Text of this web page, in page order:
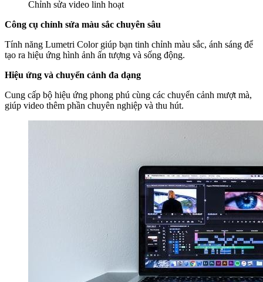
Chỉnh sửa video linh hoạt
Công cụ chỉnh sửa màu sắc chuyên sâu
Tính năng Lumetri Color giúp bạn tinh chỉnh màu sắc, ánh sáng để
tạo ra hiệu ứng hình ảnh ấn tượng và sống động.
Hiệu ứng và chuyển cảnh đa dạng
Cung cấp bộ hiệu ứng phong phú cùng các chuyển cảnh mượt mà,
giúp video thêm phần chuyên nghiệp và thu hút.